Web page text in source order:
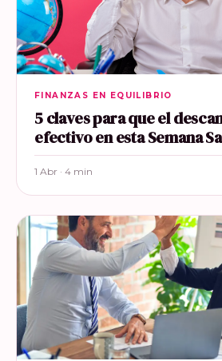
FINANZAS EN EQUILIBRIO
5 claves para que el
efectivo en esta Semana
1 Abr · 4 min